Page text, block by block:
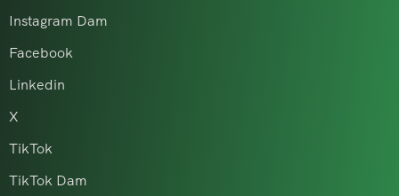
Instagram Dam
Facebook
Linkedin
X
TikTok
TikTok Dam